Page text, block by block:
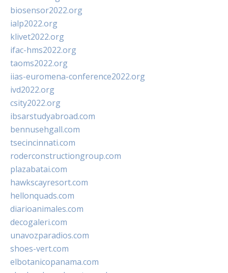
biosensor2022.org
ialp2022.org
klivet2022.org
ifac-hms2022.org
taoms2022.org
iias-euromena-conference2022.org
ivd2022.org
csity2022.org
ibsarstudyabroad.com
bennusehgall.com
tsecincinnati.com
roderconstructiongroup.com
plazabatai.com
hawkscayresort.com
hellonquads.com
diarioanimales.com
decogaleri.com
unavozparadios.com
shoes-vert.com
elbotanicopanama.com